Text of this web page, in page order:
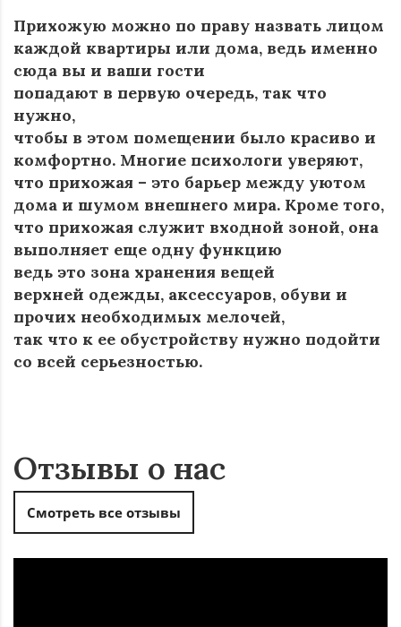
Прихожую можно по праву назвать лицом
каждой квартиры или дома, ведь именно
сюда вы и ваши гости
попадают в первую очередь, так что
нужно,
чтобы в этом помещении было красиво и
комфортно. Многие психологи уверяют,
что прихожая – это барьер между уютом
дома и шумом внешнего мира. Кроме того,
что прихожая служит входной зоной, она
выполняет еще одну функцию
ведь это зона хранения вещей
верхней одежды, аксессуаров, обуви и
прочих необходимых мелочей,
так что к ее обустройству нужно подойти
со всей серьезностью.
Отзывы о нас
Смотреть все отзывы